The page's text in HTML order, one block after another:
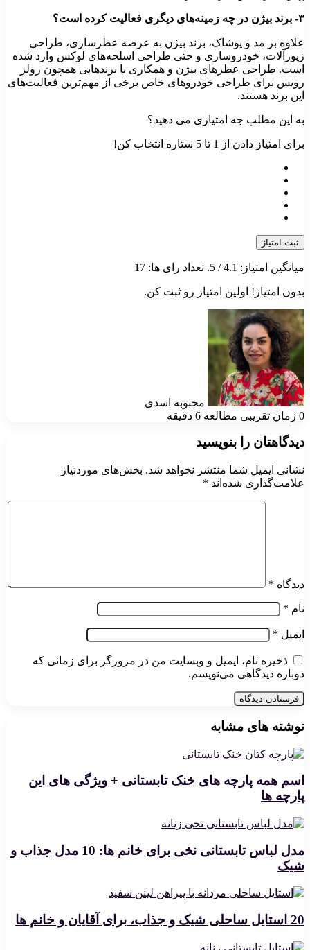
۳- برند بیژن در چه زمینه‌های دیگری فعالیت کرده است؟
علاوه بر مد و پوشاک، برند بیژن به عرصه عطرسازی، طراحی
زیورآلات، خودروسازی و حتی طراحی اسلحه‌های لوکس وارد شده
است. طراحی عطرهای بیژن و همکاری با برندهایی همچون رولز
رویس برای طراحی خودروهای خاص برخی از مهم‌ترین فعالیت‌های
این برند هستند.
به این مطلب چه امتیازی می دهید؟
برای امتیاز دادن از 1 تا 5 ستاره انتخاب کن!
ثبت امتیاز
میانگین امتیاز: 4.1/ 5. تعداد رای ها: 17
بدون امتیاز! اولین امتیاز رو ثبت کن.
محبوبه اسدی
0 زمان تقریبی مطالعه 6 دقیقه
دیدگاهتان را بنویسید
نشانی ایمیل شما منتشر نخواهد شد. بخش‌های موردنیاز
علامت‌گذاری شده‌اند *
دیدگاه *
نام *
ایمیل *
ذخیره نام، ایمیل و وبسایت من در مرورگر برای زمانی که
دوباره دیدگاهی می‌نویسم.
نوشته های مشابه
اسم همه پارچه های خنک تابستانی + ویژگی های این
پارچه ها
مدل لباس تابستانی نخی برای خانم ها: 10 مدل جذاب و
شیک
20 استایل ساحلی شیک و جذاب، برای آقایان و خانم ها